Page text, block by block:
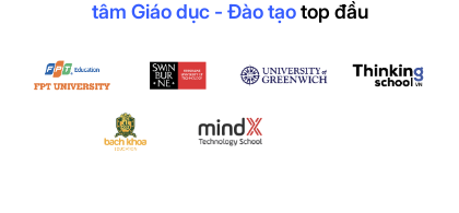
tâm Giáo dục - Đào tạotop đầu